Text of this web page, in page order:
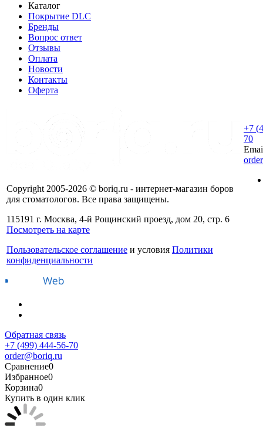
Каталог
Покрытие DLC
Бренды
Вопрос ответ
Отзывы
Оплата
Новости
Контакты
Оферта
Copyright 2005-2026 © boriq.ru - интернет-магазин боров
для стоматологов. Все права защищены.
115191 г. Москва, 4-й Рощинский проезд, дом 20, стр. 6
Посмотреть на карте
Пользовательское соглашение и условия Политики
конфиденциальности
+7
70
Обратная связь
+7 (499) 444-56-70
order@boriq.ru
Сравнение0
Избранное0
Корзина0
Купить в один клик